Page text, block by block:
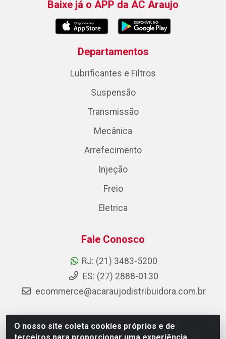
O nosso site coleta cookies próprios e de
Baixe já o APP da AC Araujo
Departamentos
Lubrificantes e Filtros
Suspensão
Transmissão
Mecânica
Arrefecimento
Injeção
Freio
Eletrica
Fale Conosco
RJ: (21) 3483-5200
ES: (27) 2888-0130
ecommerce@acaraujodistribuidora.com.br
AC Araujo Distribuidora - Rua Carneiro de Campos, 42 -